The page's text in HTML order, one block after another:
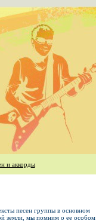
и аккорды
песен группы в основном
земли, мы помним о ее особом